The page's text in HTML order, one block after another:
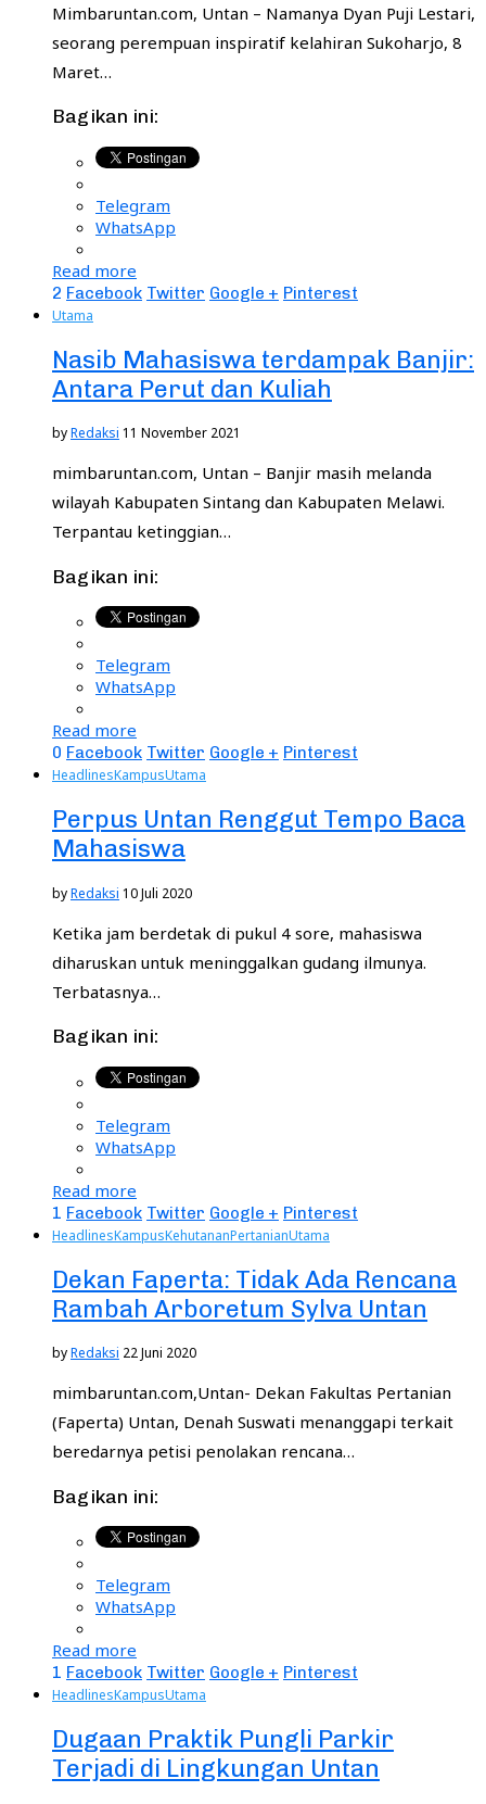
Mimbaruntan.com, Untan – Namanya Dyan Puji Lestari,
seorang perempuan inspiratif kelahiran Sukoharjo, 8
Maret…
Bagikan ini:
Telegram
WhatsApp
Read more
2 Facebook Twitter Google + Pinterest
Utama
Nasib Mahasiswa terdampak Banjir:
Antara Perut dan Kuliah
byRedaksi 11 November 2021
mimbaruntan.com, Untan – Banjir masih melanda
wilayah Kabupaten Sintang dan Kabupaten Melawi.
Terpantau ketinggian…
Bagikan ini:
Telegram
WhatsApp
Read more
0 Facebook Twitter Google + Pinterest
HeadlinesKampusUtama
Perpus Untan Renggut Tempo Baca
Mahasiswa
byRedaksi 10 Juli 2020
Ketika jam berdetak di pukul 4 sore, mahasiswa
diharuskan untuk meninggalkan gudang ilmunya.
Terbatasnya…
Bagikan ini:
Telegram
WhatsApp
Read more
1 Facebook Twitter Google + Pinterest
HeadlinesKampusKehutananPertanianUtama
Dekan Faperta: Tidak Ada Rencana
Rambah Arboretum Sylva Untan
byRedaksi 22 Juni 2020
mimbaruntan.com,Untan- Dekan Fakultas Pertanian
(Faperta) Untan, Denah Suswati menanggapi terkait
beredarnya petisi penolakan rencana…
Bagikan ini:
Telegram
WhatsApp
Read more
1 Facebook Twitter Google + Pinterest
HeadlinesKampusUtama
Dugaan Praktik Pungli Parkir
Terjadi di Lingkungan Untan